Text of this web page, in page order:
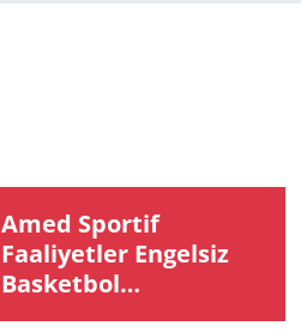
Amed Sportif
Faaliyetler Engelsiz
Basketbol
Takımı'ndan 4